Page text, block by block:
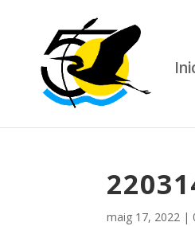
maig 17, 2022 |